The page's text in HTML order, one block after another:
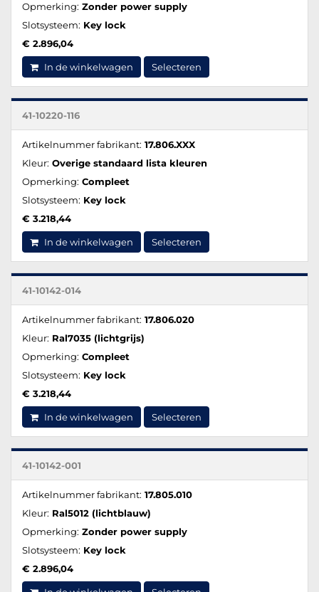
Opmerking: Zonder power supply
Slotsysteem: Key lock
€ 2.896,04
In de winkelwagen Selecteren
41-10220-116
Artikelnummer fabrikant: 17.806.XXX
Kleur: Overige standaard lista kleuren
Opmerking: Compleet
Slotsysteem: Key lock
€ 3.218,44
In de winkelwagen Selecteren
41-10142-014
Artikelnummer fabrikant: 17.806.020
Kleur: Ral7035 (lichtgrijs)
Opmerking: Compleet
Slotsysteem: Key lock
€ 3.218,44
In de winkelwagen Selecteren
41-10142-001
Artikelnummer fabrikant: 17.805.010
Kleur: Ral5012 (lichtblauw)
Opmerking: Zonder power supply
Slotsysteem: Key lock
€ 2.896,04